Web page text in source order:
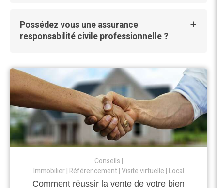
Possédez vous une assurance
responsabilité civile professionnelle ?
Conseils
Immobilier Référencement Visite virtuelle Local
Comment réussir la vente de votre bien